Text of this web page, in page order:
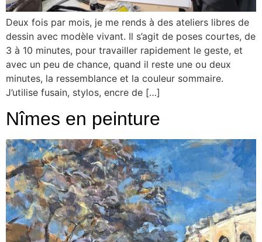
Deux fois par mois, je me rends à des ateliers libres de
dessin avec modèle vivant. Il s’agit de poses courtes, de
3 à 10 minutes, pour travailler rapidement le geste, et
avec un peu de chance, quand il reste une ou deux
minutes, la ressemblance et la couleur sommaire.
J’utilise fusain, stylos, encre de […]
Nîmes en peinture